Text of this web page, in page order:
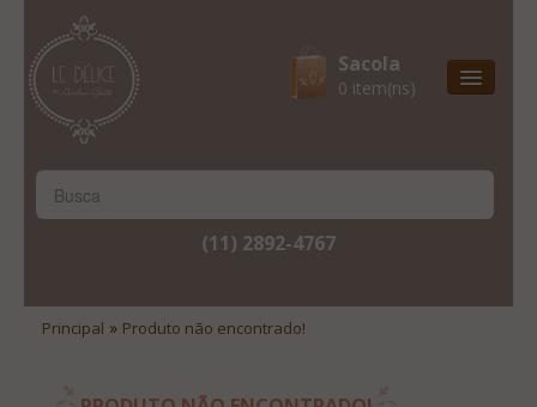
Sacola
0 item(ns)
Natal & 2017
Lista De Desejos
Minha Conta
(11) 2892-4767
Principal » Produto não encontrado!